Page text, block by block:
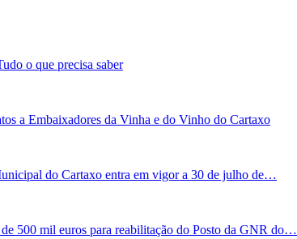
o que precisa saber
a Embaixadores da Vinha e do Vinho do Cartaxo
do Cartaxo entra em vigor a 30 de julho de…
de 500 mil euros para reabilitação do Posto da GNR do…